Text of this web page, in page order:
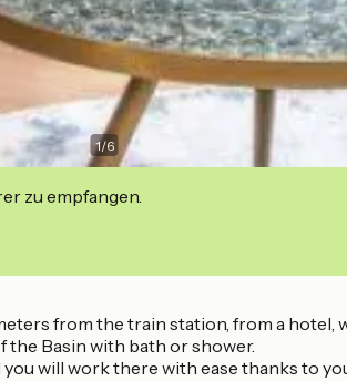
1/6
zu empfangen.
from the train station, from a
the Basin with bath or shower.
you will work there with ease thanks to